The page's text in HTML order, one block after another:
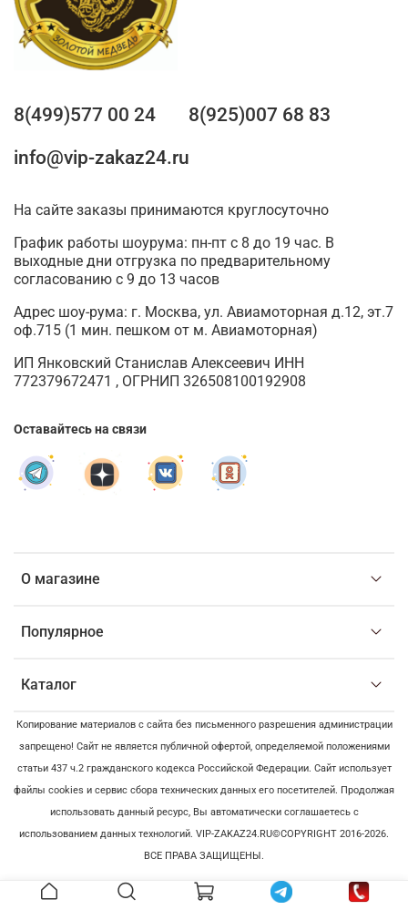
О магазине
Популярное
Каталог
8(499)577 00 24
8(925)007 68 83
info@vip-zakaz24.ru
На сайте заказы принимаются круглосуточно
График работы шоурума: пн-пт с 8 до 19 час. В
выходные дни отгрузка по предварительному
согласованию с 9 до 13 часов
Адрес шоу-рума: г. Москва, ул. Авиамоторная д.12, эт.7
оф.715 (1 мин. пешком от м. Авиамоторная)
ИП Янковский Станислав Алексеевич ИНН
772379672471 , ОГРНИП 326508100192908
Оставайтесь на связи
Копирование материалов с сайта без письменного разрешения администрации
запрещено! Сайт не является публичной офертой, определяемой положениями
статьи 437 ч.2 гражданского кодекса Российской Федерации. Сайт использует
файлы cookies и сервис сбора технических данных его посетителей. Продолжая
использовать данный ресурс, Вы автоматически соглашаетесь с
использованием данных технологий. VIP-ZAKAZ24.RU©COPYRIGHT 2016-2026.
ВСЕ ПРАВА ЗАЩИЩЕНЫ.